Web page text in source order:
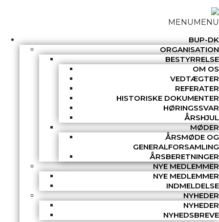
MENUMENU
BUP-DK
ORGANISATION
BESTYRRELSE
OM OS
VEDTÆGTER
REFERATER
HISTORISKE DOKUMENTER
HØRINGSSVAR
ÅRSHJUL
MØDER
ÅRSMØDE OG
GENERALFORSAMLING
ÅRSBERETNINGER
NYE MEDLEMMER
NYE MEDLEMMER
INDMELDELSE
NYHEDER
NYHEDER
NYHEDSBREVE